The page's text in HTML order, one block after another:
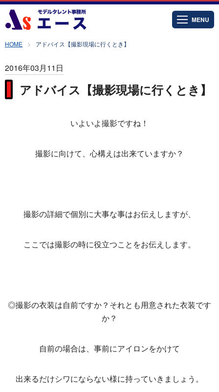
MENU
HOME アドバイス【撮影現場に行くとき】
2016年03月11日
アドバイス【撮影現場に行くとき】
いよいよ撮影ですね！
撮影に向けて、心構えは出来ていますか？
撮影の詳細で個別に大事な事はお伝えしますが、
ここでは撮影の時に役立つことをお伝えします。
◎撮影の衣装は自前ですか？それとも用意された衣装です
か？
自前の場合は、事前にアイロンをかけて
出来るだけシワにならない様に持っていきましょう。